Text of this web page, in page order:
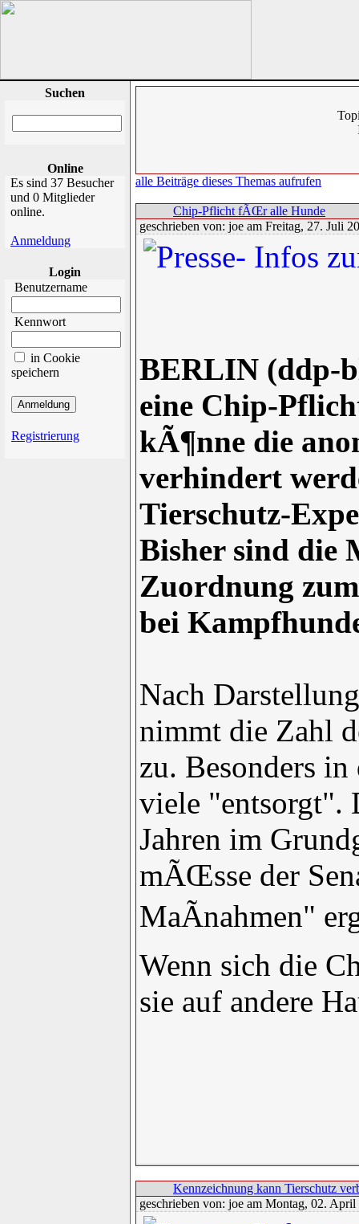
Suchen
Online
Es sind 37 Besucher
und 0 Mitglieder
online.
Anmeldung
Login
Benutzername
Kennwort
in Cookie
speichern
Registrierung
alle Beiträge dieses Themas aufrufen
Chip-Pflicht fÃŒr alle Hunde
geschrieben von: joe am Freitag, 27. Juli
BERLIN (ddp-
eine Chip-
kÃ¶nne die
verhindert
Tierschutz-
Bisher sind die
Zuordnung
bei
Nach
nimmt die Zahl
zu. Besonders
viele "entsorgt".
Jahren im
mÃŒsse der
MaÃnahmen"
Wenn sich die
sie auf andere
Kennzeichnung kann Tierschutz
geschrieben von: joe am Montag, 02.